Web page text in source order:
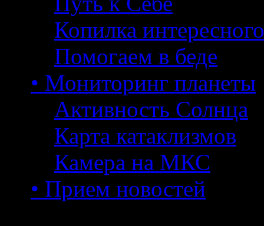
Копилка интересного
Помогаем в беде
• Мониторинг планеты
Активность Солнца
Карта катаклизмов
Камера на МКС
• Прием новостей